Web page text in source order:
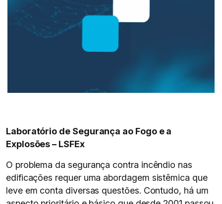
Laboratório de Segurança ao Fogo e a
Explosões – LSFEx
O problema da segurança contra incêndio nas
edificações requer uma abordagem sistêmica que
leve em conta diversas questões. Contudo, há um